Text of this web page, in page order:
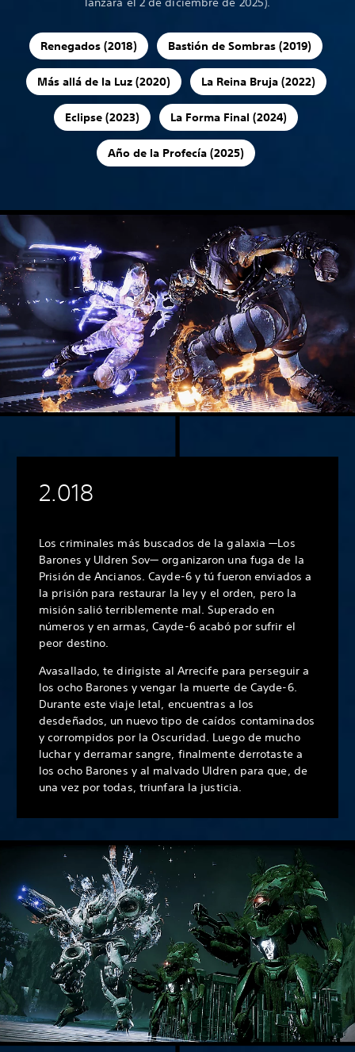
Renegados (2018) Bastión de Sombras (2019)
Más allá de la Luz (2020) La Reina Bruja (2022)
Eclipse (2023) La Forma Final (2024)
Año de la Profecía (2025)
2.018
Los criminales más buscados de la galaxia —Los
Barones y Uldren Sov— organizaron una fuga de la
Prisión de Ancianos. Cayde-6 y tú fueron enviados a
la prisión para restaurar la ley y el orden, pero la
misión salió terriblemente mal. Superado en
números y en armas, Cayde-6 acabó por sufrir el
peor destino.
Avasallado, te dirigiste al Arrecife para perseguir a
los ocho Barones y vengar la muerte de Cayde-6.
Durante este viaje letal, encuentras a los
desdeñados, un nuevo tipo de caídos contaminados
y corrompidos por la Oscuridad. Luego de mucho
luchar y derramar sangre, finalmente derrotaste a
los ocho Barones y al malvado Uldren para que, de
una vez por todas, triunfara la justicia.